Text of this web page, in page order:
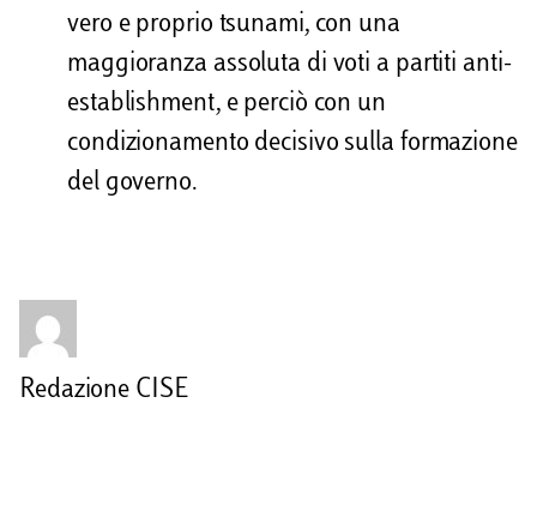
vero e proprio tsunami, con una
maggioranza assoluta di voti a partiti anti-
establishment, e perciò con un
condizionamento decisivo sulla formazione
del governo.
Redazione CISE